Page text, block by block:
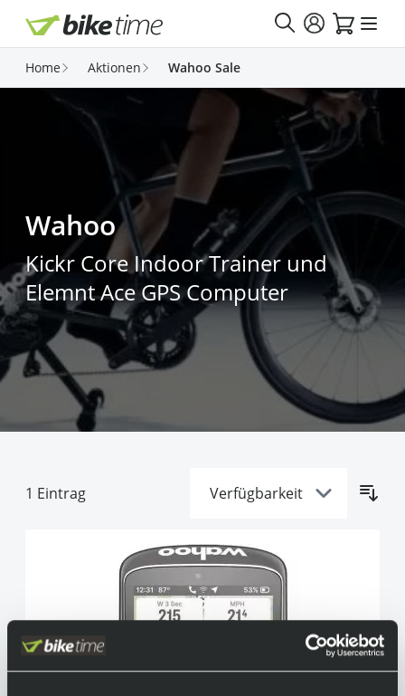
Direkt zum Inhalt
Home Aktionen Wahoo Sale
Wahoo
Kickr Core Indoor Trainer und
Elemnt Ace GPS Computer
1 Eintrag